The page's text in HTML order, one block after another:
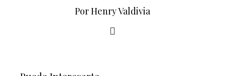
Por Henry Valdivia